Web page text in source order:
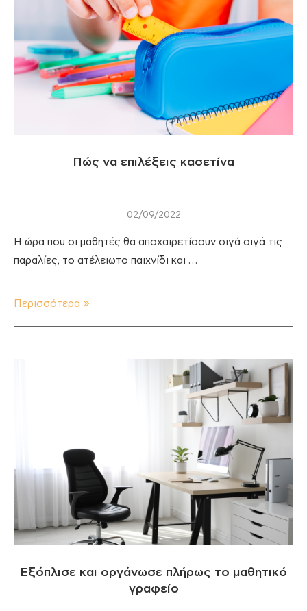
Πώς να επιλέξεις κασετίνα
02/09/2022
Η ώρα που οι μαθητές θα αποχαιρετίσουν σιγά σιγά τις
παραλίες, το ατέλειωτο παιχνίδι και …
Περισσότερα
Εξόπλισε και οργάνωσε πλήρως το μαθητικό
γραφείο